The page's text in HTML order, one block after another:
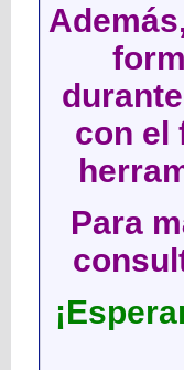
con el
Para